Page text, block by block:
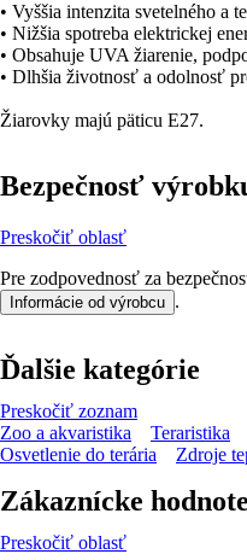
• Vyššia intenzita svetelného a
• Nižšia spotreba elektrickej
• Obsahuje UVA žiarenie,
• Dlhšia životnosť a odolnosť
Žiarovky majú päticu E27.
Bezpečnosť
Preskočiť oblasť
Pre zodpovednosť za
Informácie od výrobcu .
Ďalšie kategórie
Preskočiť zoznam
Zoo a akvaristika
Teraristika
Osvetlenie do terária
Zdroje
Zákaznícke
Preskočiť oblasť